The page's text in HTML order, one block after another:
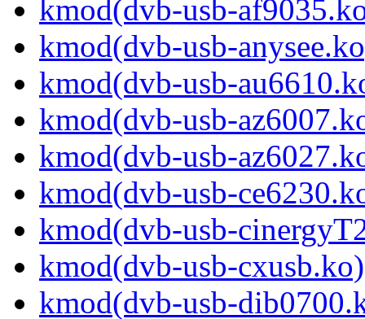
kmod(dvb-usb-
kmod(dvb-usb-
kmod(dvb-usb-
kmod(dvb-usb-
kmod(dvb-usb-
kmod(dvb-usb-
kmod(dvb-usb-
kmod(dvb-usb-cxusb.ko)
kmod(dvb-usb-